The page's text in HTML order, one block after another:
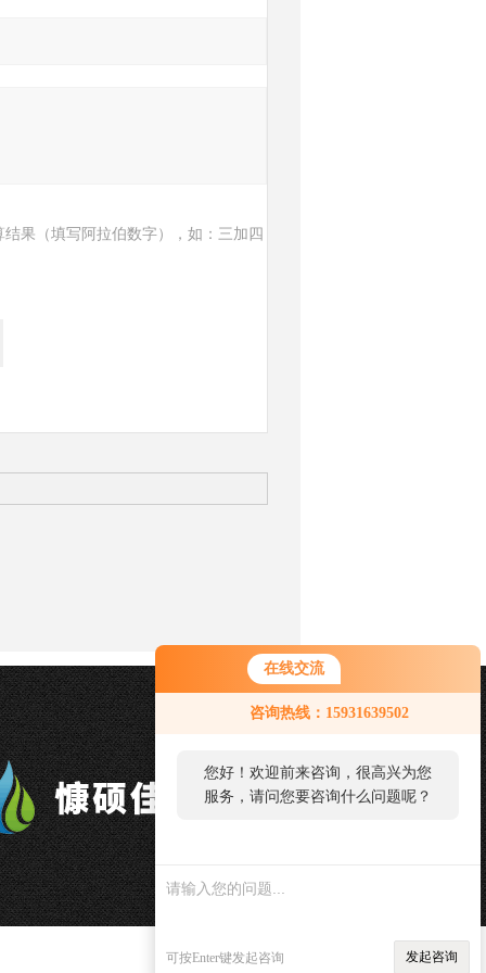
在线交流
咨询热线：15931639502
您好！欢迎前来咨询，很高兴为您
服务，请问您要咨询什么问题呢？
可按Enter键发起咨询 发起咨询
结果（填写阿拉伯数字），如：三加四